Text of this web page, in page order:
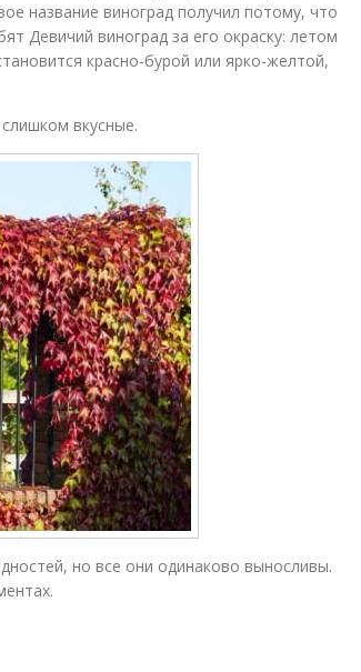
название виноград получил потому, что
Девичий виноград за его окраску: летом
красно-бурой или ярко-желтой,
вкусные.
но все они одинаково выносливы.